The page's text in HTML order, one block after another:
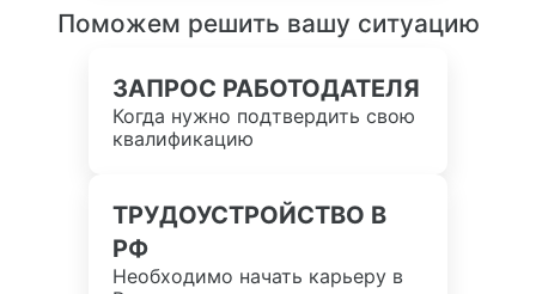
Поможем решить вашу ситуацию
ЗАПРОС РАБОТОДАТЕЛЯ
Когда нужно подтвердить свою
квалификацию
ТРУДОУСТРОЙСТВО В
РФ
Необходимо начать карьеру в